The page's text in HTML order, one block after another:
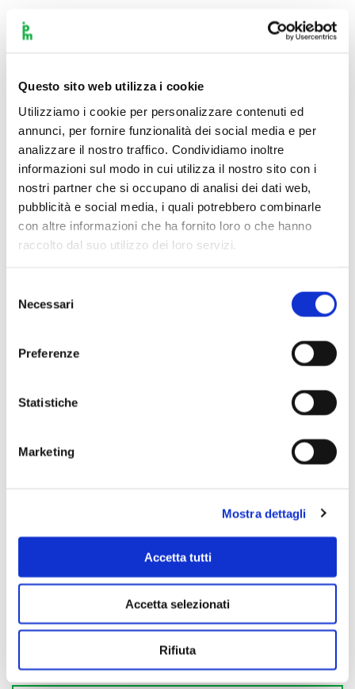
Questo sito web utilizza i cookie
Utilizziamo i cookie per personalizzare contenuti ed
annunci, per fornire funzionalità dei social media e per
analizzare il nostro traffico. Condividiamo inoltre
informazioni sul modo in cui utilizza il nostro sito con i
nostri partner che si occupano di analisi dei dati web,
pubblicità e social media, i quali potrebbero combinarle
con altre informazioni che ha fornito loro o che hanno
raccolto dal suo utilizzo dei loro servizi.
delNecessari
Preferenze
Statistiche
Marketing
Mostra dettagli
Accetta tutti
Accetta selezionati
Rifiuta
Per tutta la durata della “residenza” live di Einaudi,il Teatro
Dal Verme ospita
un’installazione musicata dal
David Thoreau, filosofo, scrittore e poeta statunitense che
già ai primi dell’Ottocento rifletteva su temi tuttora di
grande attualità: il consumismo della società; l’ecologia; e il
rapporto dell’uomo con l’ambiente.
Scopri di più su Walden
Vip Pack: Settore Gold Settore Gold€ 98,00
Settore C€